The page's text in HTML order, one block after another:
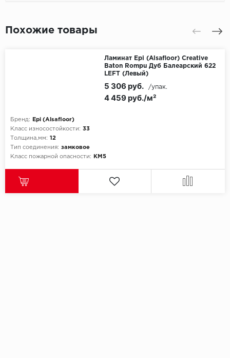
Похожие товары
Ламинат Epi (Alsafloor) Creative
Baton Rompu Дуб Балеарский 622
LEFT (Левый)
Бренд:
Epi (Alsafloor)
Класс износостойкости: 33
Толщина,мм: 12
Тип соединения: замковое
Класс пожарной опасности:
КМ5
4 459 руб./м²
5 306 руб. /упак.